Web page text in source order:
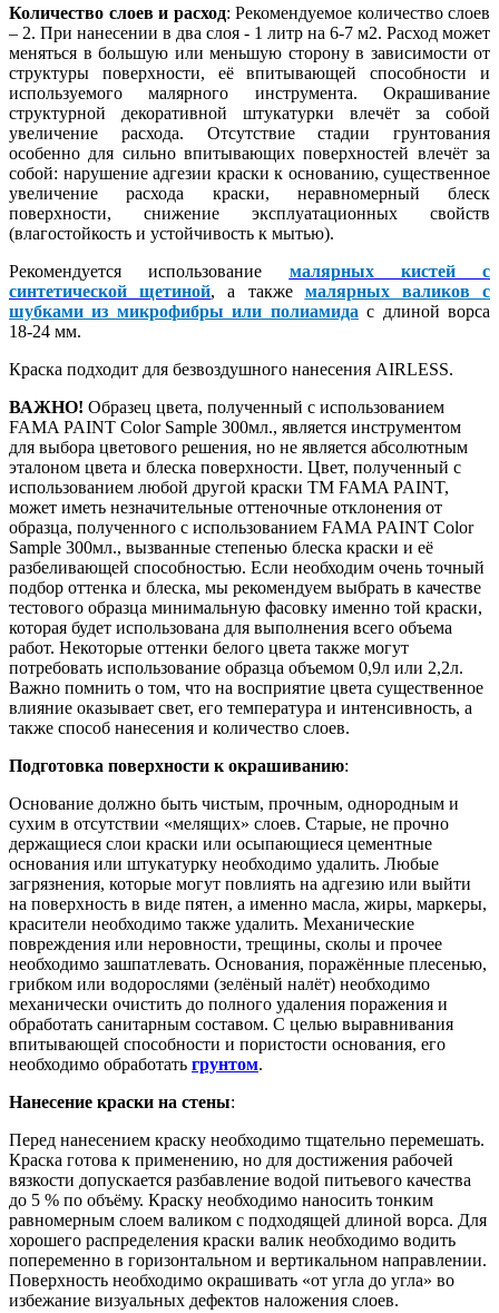
Количество слоев и расход: Рекомендуемое количество слоев
– 2. При нанесении в два слоя - 1 литр на 6-7 м2. Расход может
меняться в большую или меньшую сторону в зависимости от
структуры поверхности, её впитывающей способности и
используемого малярного инструмента. Окрашивание
структурной декоративной штукатурки влечёт за собой
увеличение расхода. Отсутствие стадии грунтования
особенно для сильно впитывающих поверхностей влечёт за
собой: нарушение адгезии краски к основанию, существенное
увеличение расхода краски, неравномерный блеск
поверхности, снижение эксплуатационных свойств
(влагостойкость и устойчивость к мытью).
Рекомендуется использование малярных кистей с
синтетической щетиной, а также малярных валиков с
шубками из микрофибры или полиамида с длиной ворса
18-24 мм.
Краска подходит для безвоздушного нанесения AIRLESS.
ВАЖНО! Образец цвета, полученный с использованием
FAMA PAINT Color Sample 300мл., является инструментом
для выбора цветового решения, но не является абсолютным
эталоном цвета и блеска поверхности. Цвет, полученный с
использованием любой другой краски ТМ FAMA PAINT,
может иметь незначительные оттеночные отклонения от
образца, полученного с использованием FAMA PAINT Color
Sample 300мл., вызванные степенью блеска краски и её
разбеливающей способностью. Если необходим очень точный
подбор оттенка и блеска, мы рекомендуем выбрать в качестве
тестового образца минимальную фасовку именно той краски,
которая будет использована для выполнения всего объема
работ. Некоторые оттенки белого цвета также могут
потребовать использование образца объемом 0,9л или 2,2л.
Важно помнить о том, что на восприятие цвета существенное
влияние оказывает свет, его температура и интенсивность, а
также способ нанесения и количество слоев.
Подготовка поверхности к окрашиванию:
Основание должно быть чистым, прочным, однородным и
сухим в отсутствии «мелящих» слоев. Старые, не прочно
держащиеся слои краски или осыпающиеся цементные
основания или штукатурку необходимо удалить. Любые
загрязнения, которые могут повлиять на адгезию или выйти
на поверхность в виде пятен, а именно масла, жиры, маркеры,
красители необходимо также удалить. Механические
повреждения или неровности, трещины, сколы и прочее
необходимо зашпатлевать. Основания, поражённые плесенью,
грибком или водорослями (зелёный налёт) необходимо
механически очистить до полного удаления поражения и
обработать санитарным составом. С целью выравнивания
впитывающей способности и пористости основания, его
необходимо обработать грунтом.
Нанесение краски на стены:
Перед нанесением краску необходимо тщательно перемешать.
Краска готова к применению, но для достижения рабочей
вязкости допускается разбавление водой питьевого качества
до 5 % по объёму. Краску необходимо наносить тонким
равномерным слоем валиком с подходящей длиной ворса. Для
хорошего распределения краски валик необходимо водить
попеременно в горизонтальном и вертикальном направлении.
Поверхность необходимо окрашивать «от угла до угла» во
избежание визуальных дефектов наложения слоев.